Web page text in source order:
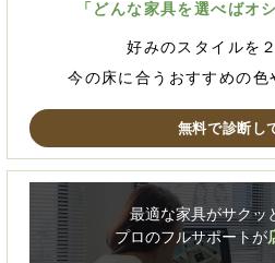
「どんな家具を選べばオ
好みのスタイルを
今の床に合うおすすめの色
無料で診断し
最適な家具がサクッ
プロのフルサポートが